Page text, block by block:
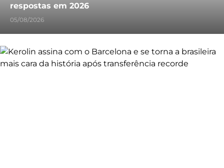
respostas em 2026
05/08/2026